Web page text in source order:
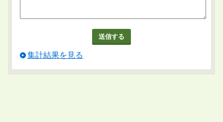
集計結果を見る